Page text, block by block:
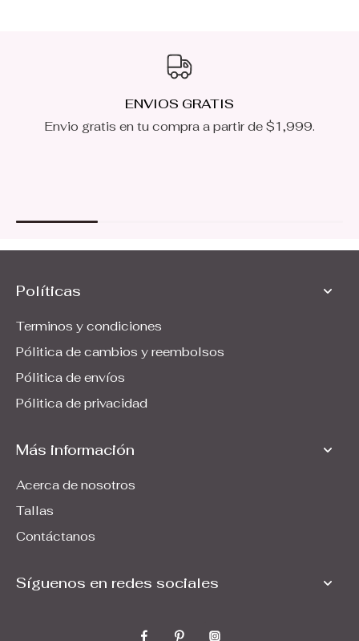
ENVIOS GRATIS
Envio gratis en tu compra a partir de $1,999.
Políticas
Terminos y condiciones
Pólitica de cambios y reembolsos
Pólitica de envíos
Pólitica de privacidad
Más información
Acerca de nosotros
Tallas
Contáctanos
Síguenos en redes sociales